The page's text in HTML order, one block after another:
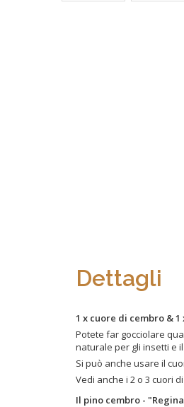
Dettagli
1 x cuore di cembro &
Potete far gocciolare
naturale per gli insetti e
Si può anche usare il
Vedi anche i 2 o 3 cuori
Il pino cembro -